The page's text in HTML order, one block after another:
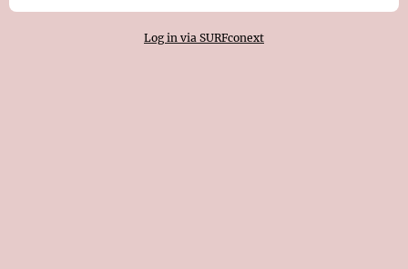
Log in via SURFconext